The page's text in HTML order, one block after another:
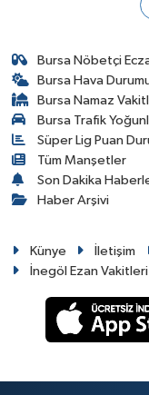
Bursa Nöbetçi
Bursa Hava
Bursa Namaz
Bursa Trafik
Süper Lig Puan
Tüm Manşetler
Son Dakika
Haber Arşivi
Künye İletişim
İnegöl Ezan Vakitleri